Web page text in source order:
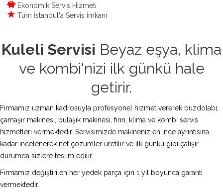
Ekonomik Servis Hizmeti
Tüm İstanbul'a Servis İmkanı
Kuleli Servisi Beyaz eşya, klima
ve kombi'nizi ilk günkü hale
getirir.
Firmamız uzman kadrosuyla profesyonel hizmet vererek buzdolabı,
çamaşır makinesi, bulaşık makinesi, fırın, klima ve kombi servis
hizmetleri vermektedir. Servisimizde makineniz en ince ayrıntısına
kadar incelenerek net çözümler üretilir ve ilk günkü gibi çalışır
durumda sizlere teslim edilir.
Firmamız değiştirilen her yedek parça için 1 yıl boyunca garanti
vermektedir.